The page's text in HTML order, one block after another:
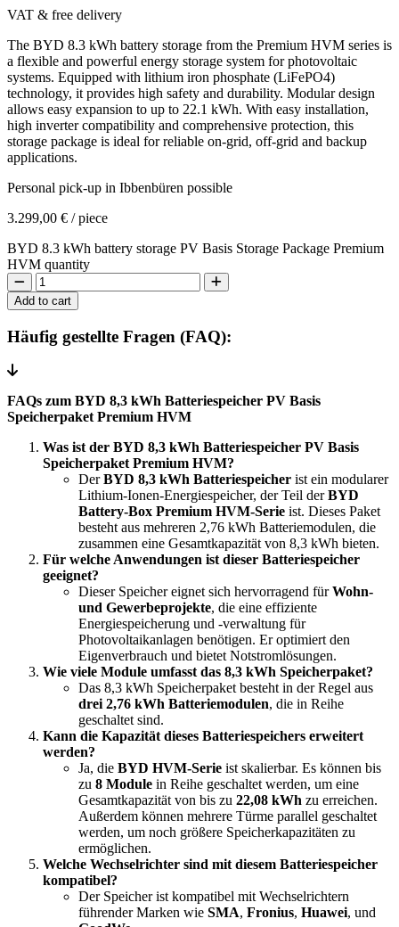
VAT & free delivery
The BYD 8.3 kWh battery storage from the Premium HVM series is
a flexible and powerful energy storage system for photovoltaic
systems. Equipped with lithium iron phosphate (LiFePO4)
technology, it provides high safety and durability. Modular design
allows easy expansion to up to 22.1 kWh. With easy installation,
high inverter compatibility and comprehensive protection, this
storage package is ideal for reliable on-grid, off-grid and backup
applications.
Personal pick-up in Ibbenbüren possible
3.299,00 € / piece
BYD 8.3 kWh battery storage PV Basis Storage Package Premium
HVM quantity
Add to cart
Häufig gestellte Fragen (FAQ):
FAQs zum BYD 8,3 kWh Batteriespeicher PV Basis
Speicherpaket Premium HVM
Was ist der BYD 8,3 kWh Batteriespeicher PV Basis
Speicherpaket Premium HVM?
DerBYD 8,3 kWh Batteriespeicher ist ein modularer
Lithium-Ionen-Energiespeicher, der Teil derBYD
Battery-Box Premium HVM-Serie ist. Dieses Paket
besteht aus mehreren 2,76 kWh Batteriemodulen, die
zusammen eine Gesamtkapazität von 8,3 kWh bieten.
Für welche Anwendungen ist dieser Batteriespeicher
geeignet?
Dieser Speicher eignet sich hervorragend fürWohn-
und Gewerbeprojekte, die eine effiziente
Energiespeicherung und -verwaltung für
Photovoltaikanlagen benötigen. Er optimiert den
Eigenverbrauch und bietet Notstromlösungen.
Wie viele Module umfasst das 8,3 kWh Speicherpaket?
Das 8,3 kWh Speicherpaket besteht in der Regel aus
drei 2,76 kWh Batteriemodulen, die in Reihe
geschaltet sind.
Kann die Kapazität dieses Batteriespeichers erweitert
werden?
Ja, die BYD HVM-Serie ist skalierbar. Es können bis
zu 8 Module in Reihe geschaltet werden, um eine
Gesamtkapazität von bis zu 22,08 kWh zu erreichen.
Außerdem können mehrere Türme parallel geschaltet
werden, um noch größere Speicherkapazitäten zu
ermöglichen.
Welche Wechselrichter sind mit diesem Batteriespeicher
kompatibel?
Der Speicher ist kompatibel mit Wechselrichtern
führender Marken wie SMA, Fronius, Huawei, und